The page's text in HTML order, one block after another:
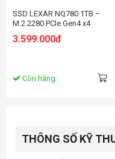
SSD LEXAR NQ780 1TB –
M.2 2280 PCIe Gen4 x4
2500MB/s) -
3.599.000đ
Còn hàng
THÔNG SỐ KỸ